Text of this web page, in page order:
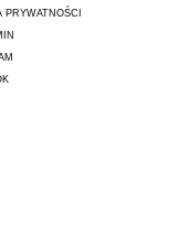
PRYWATNOŚCI